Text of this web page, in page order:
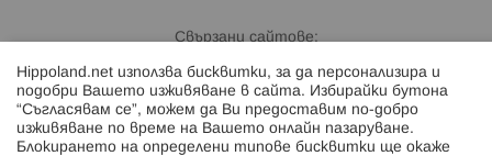
Свързани сайтове:
Hippoland.ro
Последвайте ни:
Hippoland.net използва бисквитки, за да персонализира и
подобри Вашето изживяване в сайта. Избирайки бутона
“Съгласявам се”, можем да Ви предоставим по-добро
изживяване по време на Вашето онлайн пазаруване.
Блокирането на определени типове бисквитки ще окаже